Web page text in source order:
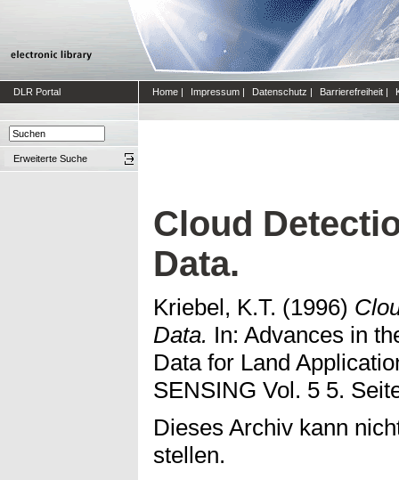
DLR Portal Home | Impressum | Datenschutz | Barrierefreiheit |
Erweiterte Suche
Cloud
Data.
Kriebel, K.T. (1996)
Data. In: Advances in
Data for Land
SENSING Vol. 5 5.
Dieses Archiv kann
stellen.